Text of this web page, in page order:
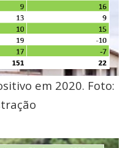
em 2020. Foto: